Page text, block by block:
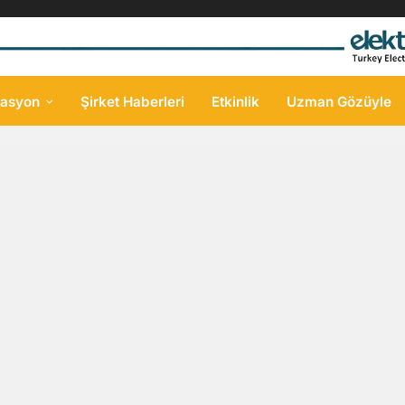
Şirket Haberleri Etkinlik Uzman Gözüyle